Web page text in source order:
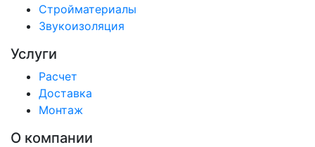
Стройматериалы
Звукоизоляция
Услуги
Расчет
Доставка
Монтаж
О компании